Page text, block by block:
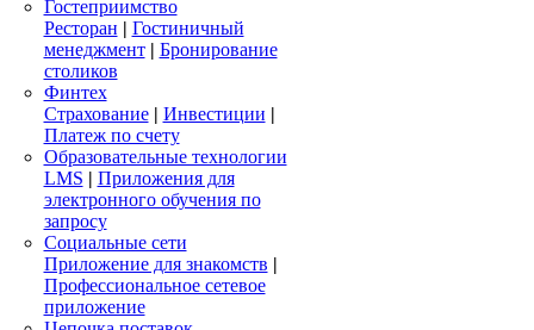
Гостеприимство
Ресторан | Гостиничный
менеджмент| Бронирование
столиков
Финтех
Страхование| Инвестиции |
Платеж по счету
Образовательные технологии
LMS | Приложения для
электронного обучения по
запросу
Социальные сети
Приложение для знакомств |
Профессиональное сетевое
приложение